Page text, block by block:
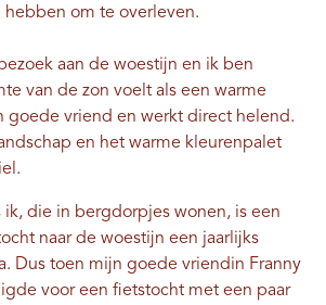
om te overleven.
aan de woestijn en ik ben
van de zon voelt als een warme
goede vriend en werkt direct helend.
en het warme kleurenpalet
ik, die in bergdorpjes wonen, is een
naar de woestijn een jaarlijks
Dus toen mijn goede vriendin Franny
voor een fietstocht met een paar